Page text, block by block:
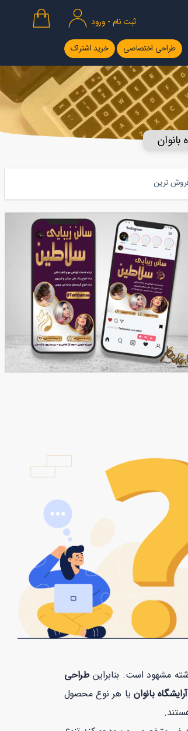
ثبت نام - ورود
طراحی اختصاصی خرید اشتراک
بانوان
ترین
مشهود است. بنابراینطراحی
بانوان یا هر نوع محصول